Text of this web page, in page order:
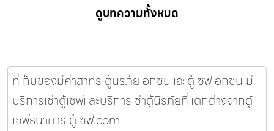
ดูบทความทั้งหมด
ที่เก็บของมีค่าสาทร ตู้นิรภัยเอกชนและตู้เซฟเอกชน มี
บริการเช่าตู้เซฟและบริการเช่าตู้นิรภัยที่แตกต่างจากตู้
เซฟธนาคาร ตู้เซฟ.com